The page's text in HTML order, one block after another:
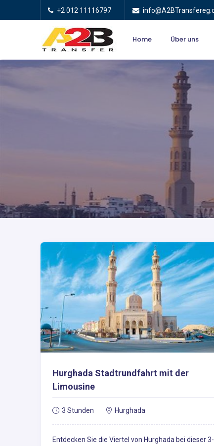
+2 012 11116797
Home Über uns
Hurghada Stadtrundfahrt mit der
Limousine
3 Stunden Hurghada
Entdecken Sie die Viertel von Hurghada bei dieser 3-